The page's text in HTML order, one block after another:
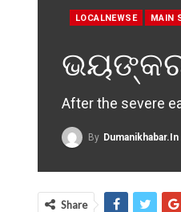
LOCALNEWSE MAIN
ଭୟଙ୍କର
After the severe
By Dumanikhabar.in
Share